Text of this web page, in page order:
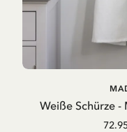
IN DEN
Weiße Schürze